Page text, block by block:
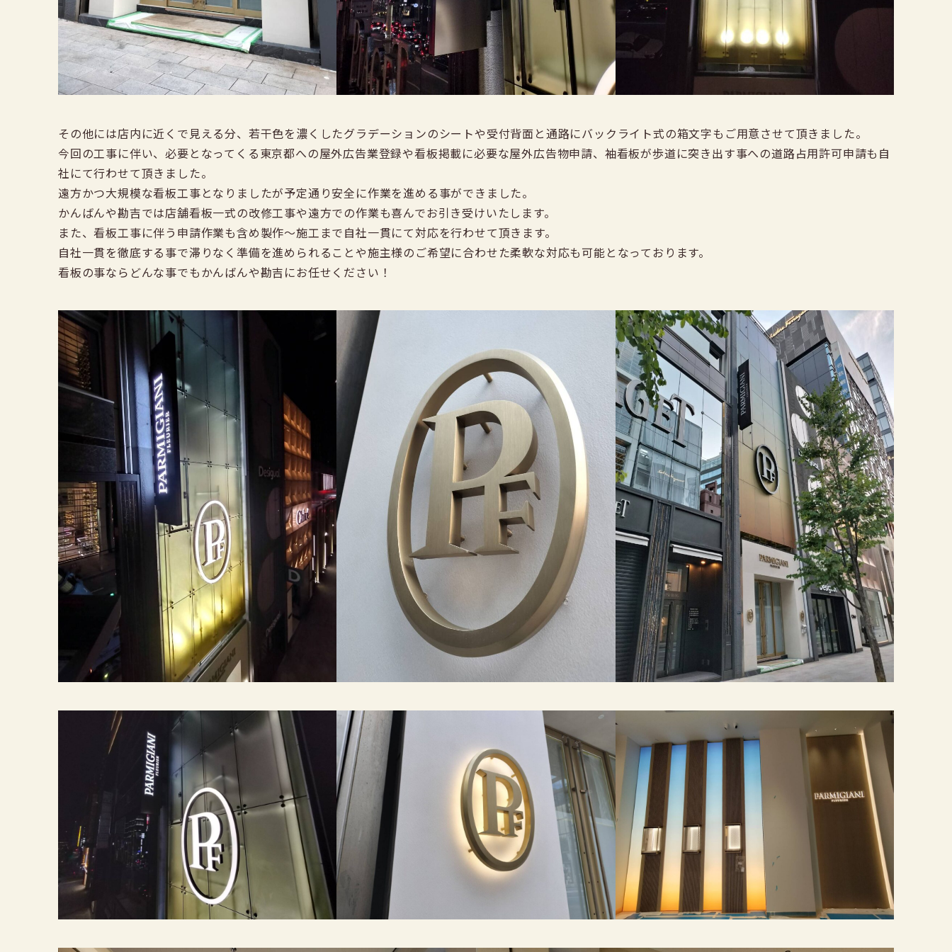
その他には店内に近くで見える分、若干色を濃くしたグラデーションのシートや受付背面と通路にバックライト式の箱文字もご用意させて頂きました。
今回の工事に伴い、必要となってくる東京都への屋外広告業登録や看板掲載に必要な屋外広告物申請、袖看板が歩道に突き出す事への道路占用許可申請も自
社にて行わせて頂きました。
遠方かつ大規模な看板工事となりましたが予定通り安全に作業を進める事ができました。
かんばんや勘吉では店舗看板一式の改修工事や遠方での作業も喜んでお引き受けいたします。
また、看板工事に伴う申請作業も含め製作～施工まで自社一貫にて対応を行わせて頂きます。
自社一貫を徹底する事で滞りなく準備を進められることや施主様のご希望に合わせた柔軟な対応も可能となっております。
看板の事ならどんな事でもかんばんや勘吉にお任せください！